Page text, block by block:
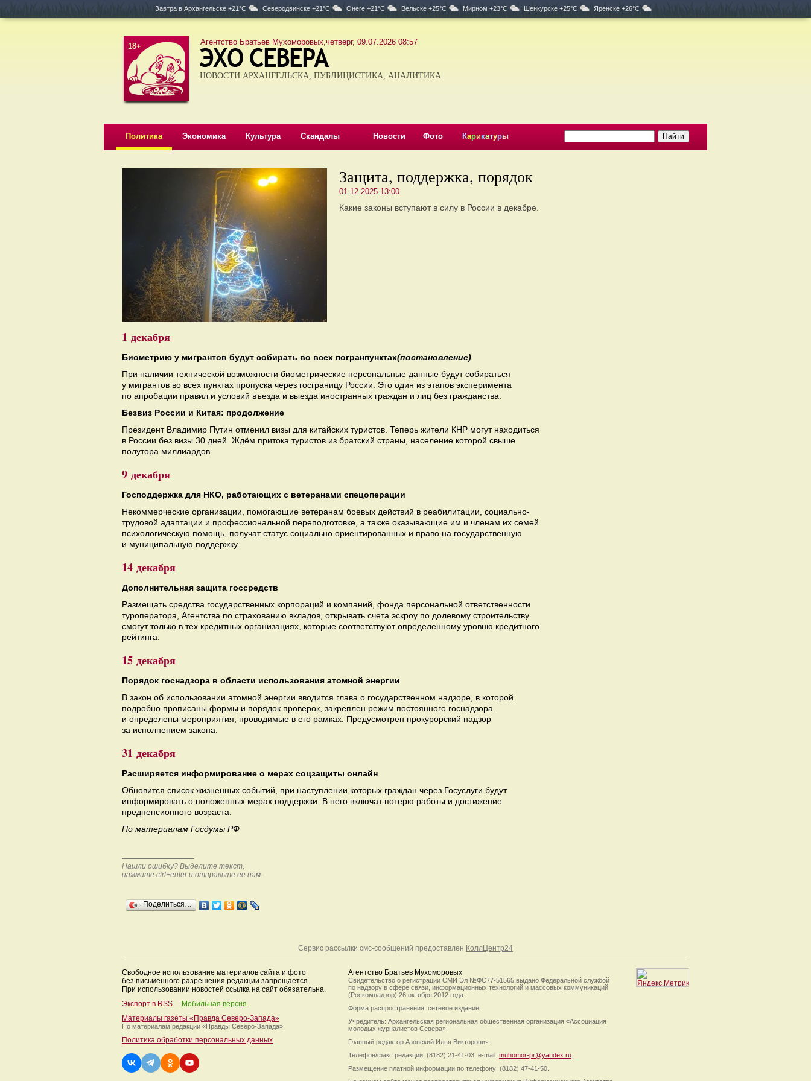
Завтра в Архангельске +21°C Северодвинске +21°C Онеге +21°C Вельске +25°C Мирном +23°C Шенкурске +25°C Яренске +26°C
18+ Агентство Братьев Мухоморовых,четверг, 09.07.2026 08:57
НОВОСТИ АРХАНГЕЛЬСКА, ПУБЛИЦИСТИКА, АНАЛИТИКА
Политика Экономика Культура Скандалы Новости Фото Карикатуры
Защита, поддержка, порядок
01.12.2025 13:00
Какие законы вступают в силу в России в декабре.
1 декабря
Биометрию у мигрантов будут собирать во всех погранпунктах(постановление)
При наличии технической возможности биометрические персональные данные будут собираться
у мигрантов во всех пунктах пропуска через госграницу России. Это один из этапов эксперимента
по апробации правил и условий въезда и выезда иностранных граждан и лиц без гражданства.
Безвиз России и Китая: продолжение
Президент Владимир Путин отменил визы для китайских туристов. Теперь жители КНР могут находиться
в России без визы 30 дней. Ждём притока туристов из братский страны, население которой свыше
полутора миллиардов.
9 декабря
Господдержка для НКО, работающих с ветеранами спецоперации
Некоммерческие организации, помогающие ветеранам боевых действий в реабилитации, социально-
трудовой адаптации и профессиональной переподготовке, а также оказывающие им и членам их семей
психологическую помощь, получат статус социально ориентированных и право на государственную
и муниципальную поддержку.
14 декабря
Дополнительная защита госсредств
Размещать средства государственных корпораций и компаний, фонда персональной ответственности
туроператора, Агентства по страхованию вкладов, открывать счета эскроу по долевому строительству
смогут только в тех кредитных организациях, которые соответствуют определенному уровню кредитного
рейтинга.
15 декабря
Порядок госнадзора в области использования атомной энергии
В закон об использовании атомной энергии вводится глава о государственном надзоре, в которой
подробно прописаны формы и порядок проверок, закреплен режим постоянного госнадзора
и определены мероприятия, проводимые в его рамках. Предусмотрен прокурорский надзор
за исполнением закона.
31 декабря
Расширяется информирование о мерах соцзащиты онлайн
Обновится список жизненных событий, при наступлении которых граждан через Госуслуги будут
информировать о положенных мерах поддержки. В него включат потерю работы и достижение
предпенсионного возраста.
По материалам Госдумы РФ
Нашли ошибку? Выделите текст,
нажмите ctrl+enter и отправьте ее нам.
Поделиться…
Сервис рассылки смс-сообщений предоставлен КоллЦентр24
Свободное использование материалов сайта и фото
без письменного разрешения редакции запрещается.
При использовании новостей ссылка на сайт обязательна.
Экспорт в RSS
Мобильная версия
Материалы газеты «Правда Северо-Запада»
По материалам редакции «Правды Северо-Запада».
Политика обработки персональных данных
Агентство Братьев Мухоморовых
Свидетельство о регистрации СМИ Эл №ФС77-51565 выдано Федеральной службой
по надзору в сфере связи, информационных технологий и массовых коммуникаций
(Роскомнадзор) 26 октября 2012 года.
Форма распространения: сетевое издание.
Учредитель: Архангельская региональная общественная организация «Ассоциация
молодых журналистов Севера».
Главный редактор Азовский Илья Викторович.
Телефон/факс редакции: (8182) 21-41-03, e-mail: muhomor-pr@yandex.ru
Размещение платной информации по телефону: (8182) 47-41-50.